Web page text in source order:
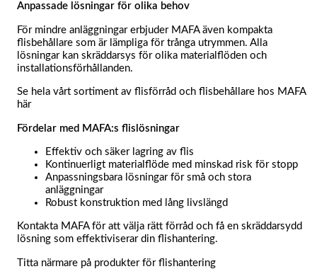
Anpassade lösningar för olika behov
För mindre anläggningar erbjuder MAFA även kompakta
flisbehållare som är lämpliga för trånga utrymmen. Alla
lösningar kan skräddarsys för olika materialflöden och
installationsförhållanden.
Se hela vårt sortiment av flisförråd och flisbehållare hos MAFA
här
Fördelar med MAFA:s flislösningar
Effektiv och säker lagring av flis
Kontinuerligt materialflöde med minskad risk för stopp
Anpassningsbara lösningar för små och stora
anläggningar
Robust konstruktion med lång livslängd
Kontakta MAFA för att välja rätt förråd och få en skräddarsydd
lösning som effektiviserar din flishantering.
Titta närmare på produkter för flishantering